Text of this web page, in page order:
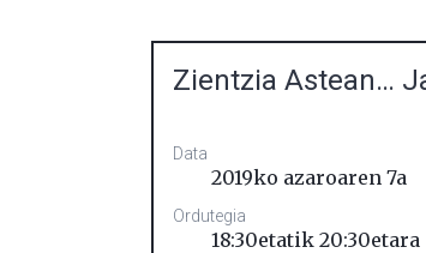
Zientzia Astean…
Data
2019ko azaroaren 7a
Ordutegia
18:30etatik 20:30etara